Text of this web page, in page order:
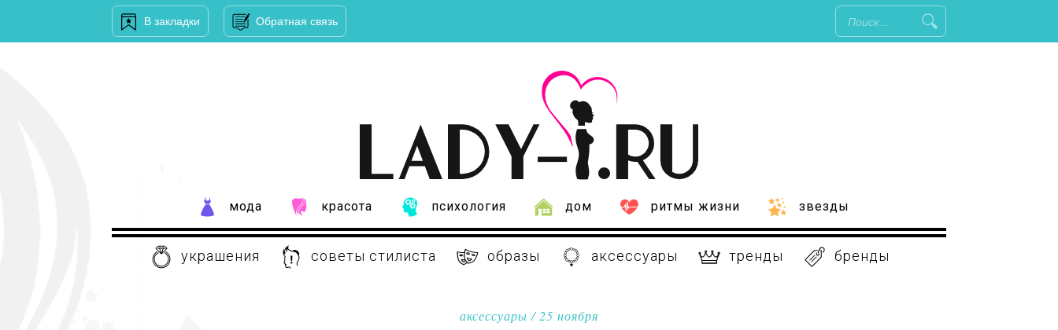
В закладки Обратная связь
мода красота психология дом ритмы жизни звезды
украшения советы стилиста образы аксессуары тренды бренды
аксессуары / 25 ноября